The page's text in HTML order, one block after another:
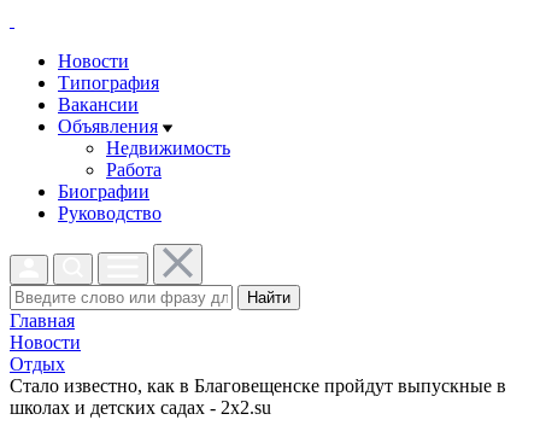
Новости
Типография
Вакансии
Объявления
Недвижимость
Работа
Биографии
Руководство
Найти
Главная
Новости
Отдых
Стало известно, как в Благовещенске пройдут выпускные в
школах и детских садах - 2x2.su